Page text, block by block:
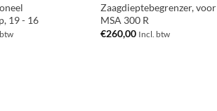
19 - 16
Zaagdieptebegrenzer, voor
MSA 300 R
€260,00 Incl. btw